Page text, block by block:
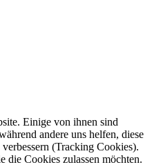
Einige von ihnen sind
andere uns helfen, diese
(Tracking Cookies).
die Cookies zulassen möchten.